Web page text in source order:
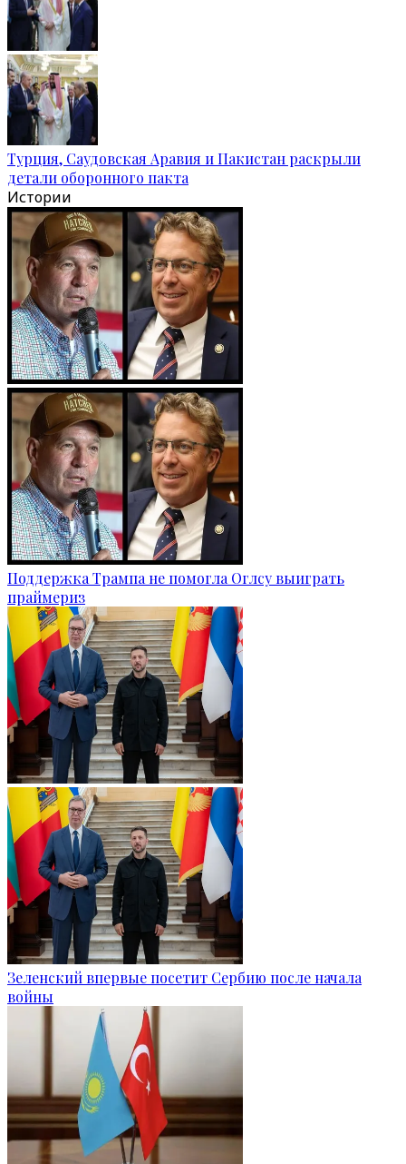
Турция, Саудовская Аравия и Пакистан раскрыли
детали оборонного пакта
Истории
Поддержка Трампа не помогла Оглсу выиграть
праймериз
Зеленский впервые посетит Сербию после начала
войны